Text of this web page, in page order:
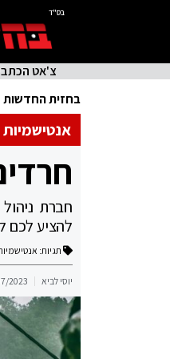
בס"ד
צ'אט
בחזית החדשות
אנטישמיות
חברת
להציע לכם
תגיות:
יוסי לביא 2023